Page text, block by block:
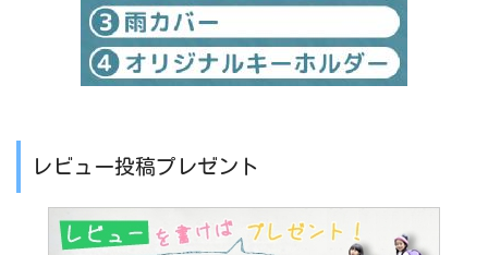
レビュー投稿プレゼント